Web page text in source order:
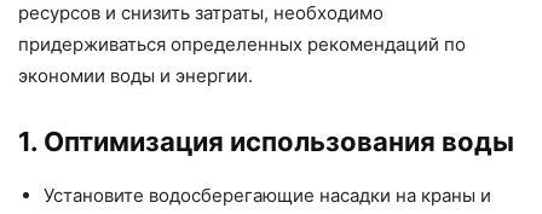
ресурсов и снизить затраты, необходимо
придерживаться определенных рекомендаций по
экономии воды и энергии.
1. Оптимизация использования воды
Установите водосберегающие насадки на краны и